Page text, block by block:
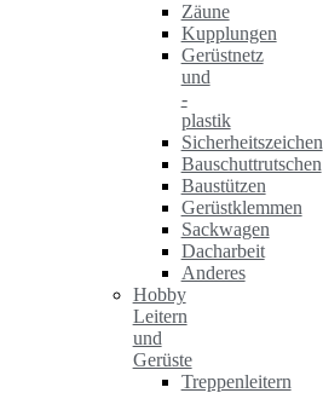
Zäune
Kupplungen
Gerüstnetz
und
-
plastik
Sicherheitszeichen
Bauschuttrutschen
Baustützen
Gerüstklemmen
Sackwagen
Dacharbeit
Anderes
Hobby
Leitern
und
Gerüste
Treppenleitern